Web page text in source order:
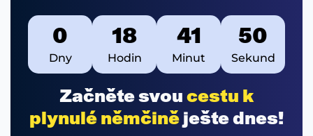
0
Dny
18
Hodin
41
Minut
49
Sekund
Začněte svou cestu k
plynulé němčině ješte dnes!